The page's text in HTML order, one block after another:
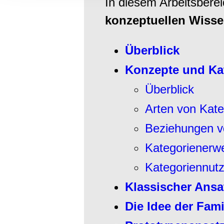
Informationen zu Ihrer
und Analysen weiter.
zusammen, die Sie
konzeptuellen
Überblick
Konzepte und
Überblick
Arten von
Beziehungen
Klassischer
Die Idee der